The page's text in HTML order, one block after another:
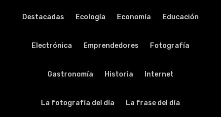
Destacadas Ecología Economía Educación
Electrónica Emprendedores Fotografía
Gastronomía Historia Internet
La fotografía del día La frase del día